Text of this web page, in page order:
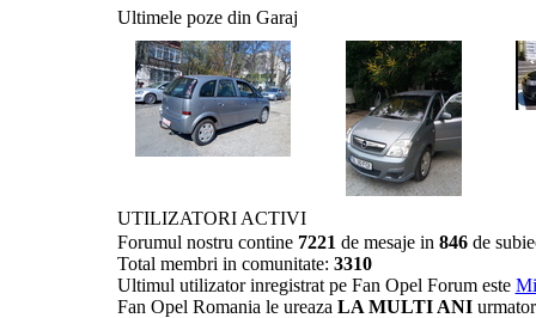
Ultimele poze din Garaj
UTILIZATORI ACTIVI
Forumul nostru contine 7221 de mesaje in 846de
Total membri in comunitate: 3310
Ultimul utilizator inregistrat pe Fan Opel Forum este
Fan Opel Romania le ureaza LA MULTI ANI